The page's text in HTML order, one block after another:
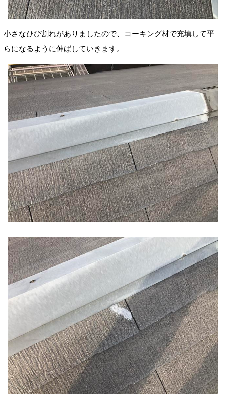
小さなひび割れがありましたので、コーキング材で充填して平
らになるように伸ばしていきます。